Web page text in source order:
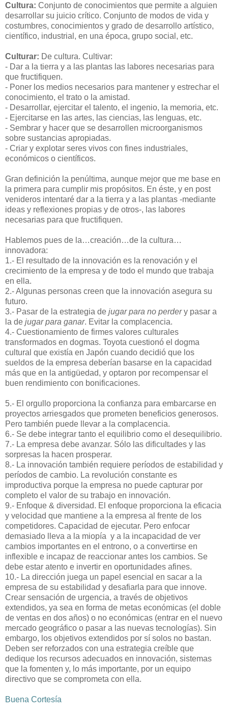
Cultura: Conjunto de conocimientos que permite a alguien
desarrollar su juicio crítico. Conjunto de modos de vida y
costumbres, conocimientos y grado de desarrollo artístico,
científico, industrial, en una época, grupo social, etc.
Culturar: De cultura. Cultivar:
- Dar a la tierra y a las plantas las labores necesarias para
que fructifiquen.
- Poner los medios necesarios para mantener y estrechar el
conocimiento, el trato o la amistad.
- Desarrollar, ejercitar el talento, el ingenio, la memoria, etc.
- Ejercitarse en las artes, las ciencias, las lenguas, etc.
- Sembrar y hacer que se desarrollen microorganismos
sobre sustancias apropiadas.
- Criar y explotar seres vivos con fines industriales,
económicos o científicos.
Gran definición la penúltima, aunque mejor que me base en
la primera para cumplir mis propósitos. En éste, y en post
venideros intentaré dar a la tierra y a las plantas -mediante
ideas y reflexiones propias y de otros-, las labores
necesarias para que fructifiquen.
Hablemos pues de la…creación…de la cultura…
innovadora:
1.- El resultado de la innovación es la renovación y el
crecimiento de la empresa y de todo el mundo que trabaja
en ella.
2.- Algunas personas creen que la innovación asegura su
futuro.
3.- Pasar de la estrategia de jugar para no perdery pasar a
la de jugar para ganar. Evitar la complacencia.
4.- Cuestionamiento de firmes valores culturales
transformados en dogmas. Toyota cuestionó el dogma
cultural que existía en Japón cuando decidió que los
sueldos de la empresa deberían basarse en la capacidad
más que en la antigüedad, y optaron por recompensar el
buen rendimiento con bonificaciones.
5.- El orgullo proporciona la confianza para embarcarse en
proyectos arriesgados que prometen beneficios generosos.
Pero también puede llevar a la complacencia.
6.- Se debe integrar tanto el equilibrio como el desequilibrio.
7.- La empresa debe avanzar. Sólo las dificultades y las
sorpresas la hacen prosperar.
8.- La innovación también requiere períodos de estabilidad y
períodos de cambio. La revolución constante es
improductiva porque la empresa no puede capturar por
completo el valor de su trabajo en innovación.
9.- Enfoque & diversidad. El enfoque proporciona la eficacia
y velocidad que mantiene a la empresa al frente de los
competidores. Capacidad de ejecutar. Pero enfocar
demasiado lleva a la miopía y a la incapacidad de ver
cambios importantes en el entrono, o a convertirse en
inflexible e incapaz de reaccionar antes los cambios. Se
debe estar atento e invertir en oportunidades afines.
10.- La dirección juega un papel esencial en sacar a la
empresa de su estabilidad y desafiarla para que innove.
Crear sensación de urgencia, a través de objetivos
extendidos, ya sea en forma de metas económicas (el doble
de ventas en dos años) o no económicas (entrar en el nuevo
mercado geográfico o pasar a las nuevas tecnologías). Sin
embargo, los objetivos extendidos por sí solos no bastan.
Deben ser reforzados con una estrategia creíble que
dedique los recursos adecuados en innovación, sistemas
que la fomenten y, lo más importante, por un equipo
directivo que se comprometa con ella.
Buena Cortesía